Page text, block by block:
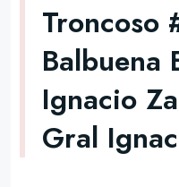
Troncoso
Balbuena
Ignacio
Gral